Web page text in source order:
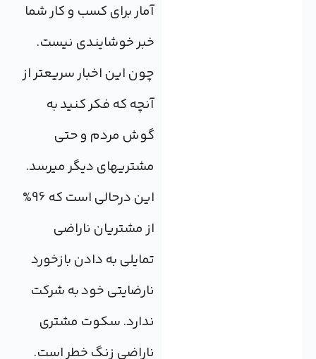
آمار برای کسب و کار شما
خبر خوشایندی نیست.
چون این اخبار سریع‎تر از
آنچه که فکر کنید به
گوش مردم و حتی
مشتری‎های دیگر می‎رسد.
این درحالی است که 96%
از مشتریان ناراضی
تمایلی به دادن بازخورد
نارضایتی خود به شرکت
ندارد. سکوت مشتری
ناراضی زنگ خطر است.